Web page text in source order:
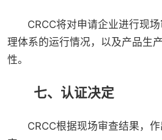
CRCC将对申请企业进行现
理体系的运行情况，以及产品生
性。
七、认证决定
CRCC根据现场审查结果，